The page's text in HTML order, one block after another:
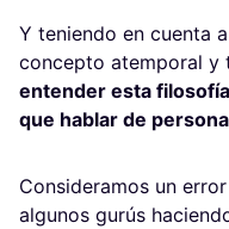
Y teniendo en cuenta
concepto atemporal y
entender esta
que hablar de
Consideramos un
algunos gurús